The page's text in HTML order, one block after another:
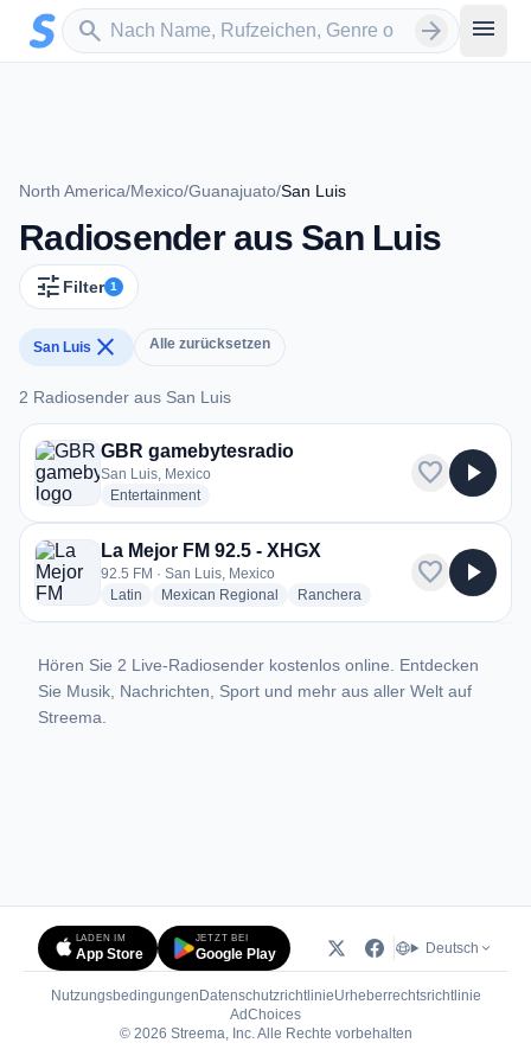
Zum Hauptinhalt springen
search
Sender suchen arrow_forward menu
North America/Mexico/Guanajuato/San Luis
Radiosender aus San Luis
tune Filter 1
San Luis close Alle zurücksetzen
2 Radiosender aus San Luis
2 Radiosender aus San Luis
GBR gamebytesradio
San Luis, Mexico
Entertainmentradio stations
favorite play_arrow
La Mejor FM 92.5 - XHGX
92.5 FM · San Luis, Mexico
Latin radio stations
Mexican Regional radio stations
Ranchera
favorite play_arrow
Hören Sie 2 Live-Radiosender kostenlos online. Entdecken
Sie Musik, Nachrichten, Sport und mehr aus aller Welt auf
Streema.
LADEN IM
App Store
JETZT BEI
Google Play Deutsch
Nutzungsbedingungen DatenschutzrichtlinieUrheberrechtsrichtlinie
AdChoices(öffnet in neuem Tab)
© 2026 Streema, Inc. Alle Rechte vorbehalten